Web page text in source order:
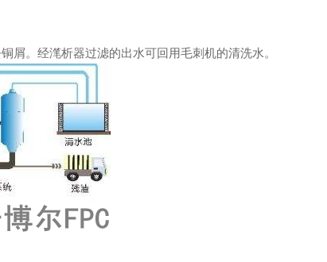
。经滗析器过滤的出水可回用毛刺机的清洗水。